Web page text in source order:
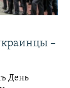
–
День